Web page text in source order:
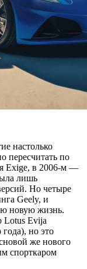
настолько
пересчитать по
Exige, в 2006-м —
лишь
Но четыре
Geely, и
новую жизнь.
Lotus Evija
но это
же нового
спорткаром